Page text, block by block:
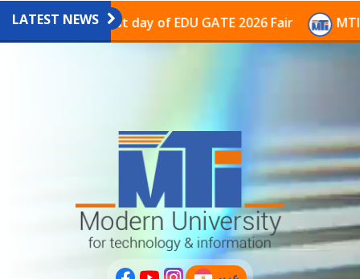
LATEST NEWS
on the last day of EDU GATE 2026 Fair MTI